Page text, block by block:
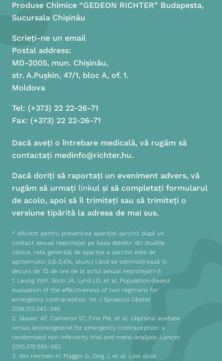
* eficient pentru prevenirea apariției sarcinii după un
contact sexual neprotejat pe baza datelor din studiile
clinice, rata generală de apariție a sarcinii este de
aproximativ 0,6-2,6%, atunci când se administrează în
decurs de 72 de ore de la actul sexual neprotejat1-5
1. Leung VWY, Soon JA, Lynd LD, et al. Population-based
evaluation of the effectiveness of two regimens for
emergency contraception. Int J Gynaecol Obstet
2016;133:342-346.
2. Glasier AF, Cameron ST, Fine PM, et al. Ulipristal acetate
versus levonorgestrel for emergency contraception: a
randomised non-inferiority trial and meta-analysis. Lancet
2010;375:555-562.
3. Von Hertzen H, Piaggio G, Ding J, et al. Low dose
Produse Chimice “GEDEON RICHTER” Budapesta,
Sucursala Chișinău
Scrieți-ne un email
Postal address:
MD-2005, mun. Chișinău,
str. A.Pușkin, 47/1, bloc A, of. 1.
Moldova
Tel: (+373) 22 22-26-71
Fax: (+373) 22 22-26-71
Dacă aveți o întrebare medicală, vă rugăm să
contactați medinfo@richter.hu.
Dacă doriți să raportați un eveniment advers, vă
rugăm să urmați linkul și să completați formularul
de acolo, apoi să îl trimiteți sau să trimiteți o
versiune tipărită la adresa de mai sus.